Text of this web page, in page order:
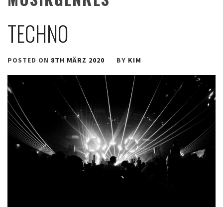
TECHNO
POSTED ON 8TH MÄRZ 2020 BY KIM